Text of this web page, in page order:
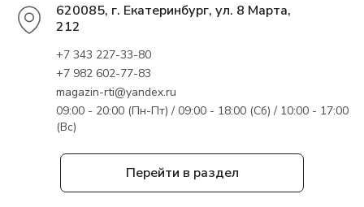
Перейти в раздел
620085, г. Екатеринбург, ул. 8 Марта,
212
+7 343 227-33-80
+7 982 602-77-83
magazin-rti@yandex.ru
09:00 - 20:00 (Пн-Пт) / 09:00 - 18:00 (Сб) / 10:00 - 17:00
(Вс)